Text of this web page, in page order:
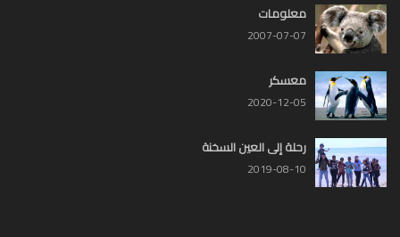
معلومات
2007-07-07
معسكر
2020-12-05
رحلة إلى العين السخنة
2019-08-10